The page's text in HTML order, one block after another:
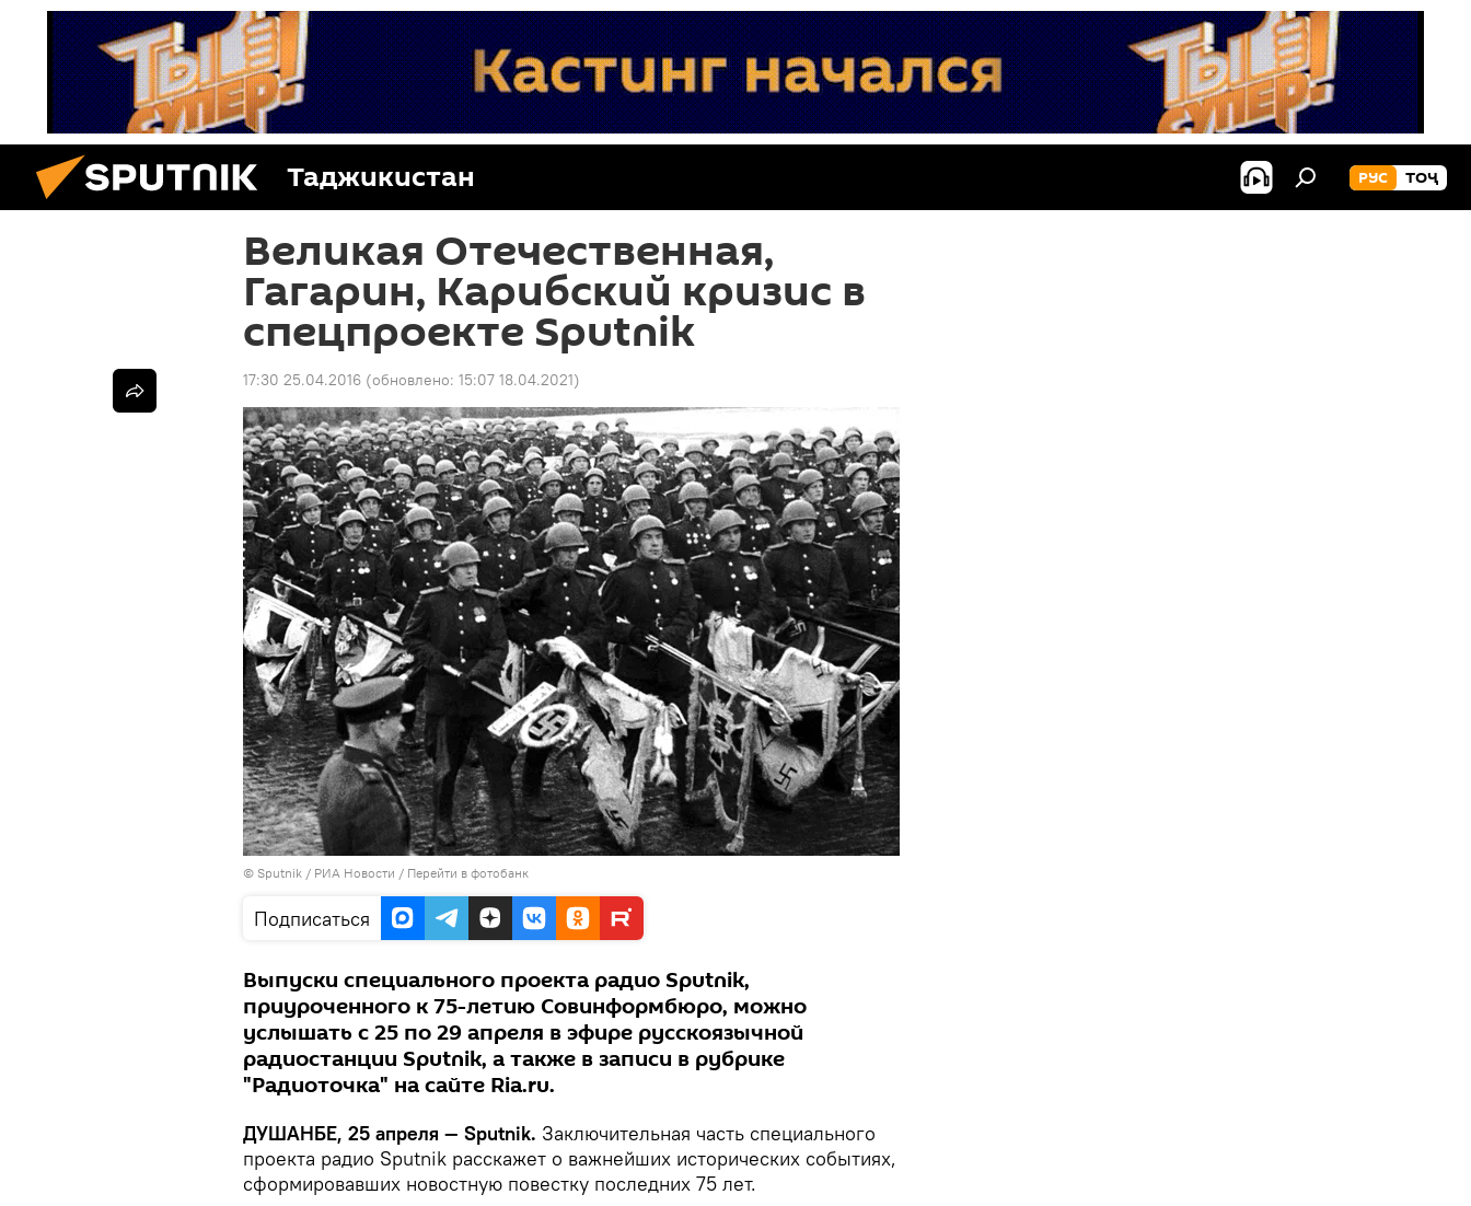
Таджикистан РУС ТОҶ
Великая Отечественная,
Гагарин, Карибский кризис в
спецпроекте Sputnik
17:30 25.04.2016 (обновлено: 15:07 18.04.2021)
© Sputnik / РИА Новости / Перейти в фотобанк
Подписаться
Выпуски специального проекта радио Sputnik,
приуроченного к 75-летию Совинформбюро, можно
услышать с 25 по 29 апреля в эфире русскоязычной
радиостанции Sputnik, а также в записи в рубрике
"Радиоточка" на сайте Ria.ru.
ДУШАНБЕ, 25 апреля — Sputnik. Заключительная часть специального
проекта радио Sputnik расскажет о важнейших исторических событиях,
сформировавших новостную повестку последних 75 лет.